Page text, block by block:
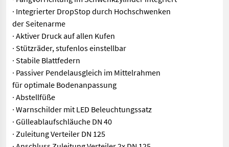
· Integrierter DropStop durch Hochschwenken
der Seitenarme
· Aktiver Druck auf allen Kufen
· Stützräder, stufenlos einstellbar
· Stabile Blattfedern
· Passiver Pendelausgleich im Mittelrahmen
für optimale Bodenanpassung
· Abstellfüße
· Warnschilder mit LED Beleuchtungssatz
· Gülleablaufschläuche DN 40
· Zuleitung Verteiler DN 125